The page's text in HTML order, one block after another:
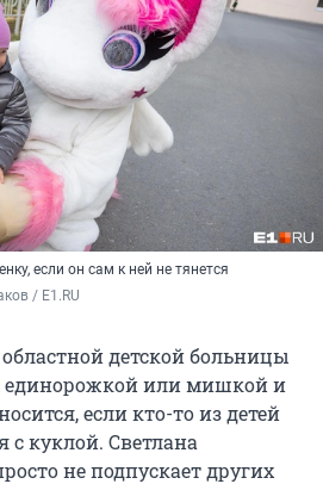
если он сам к ней не тянется
/ E1.RU
детской больницы
единорожкой или мишкой и
если кто-то из детей
с куклой. Светлана
не подпускает других